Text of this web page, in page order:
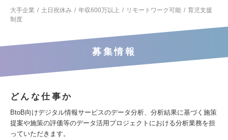
大手企業
土日祝休み 年収600万以上 リモートワーク可能
育児支援
制度
募集情報
どんな仕事か
BtoB向けデジタル情報サービスのデータ分析、分析結果に基づく施策
提案や施策の評価等のデータ活用プロジェクトにおける分析業務を担
っていただきます。